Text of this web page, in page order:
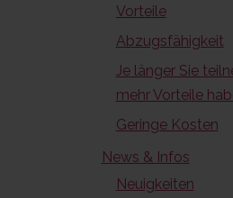
Vorteile
Abzugsfähigkeit
Je länger Sie
mehr Vorteile
Geringe Kosten
News & Infos
Neuigkeiten